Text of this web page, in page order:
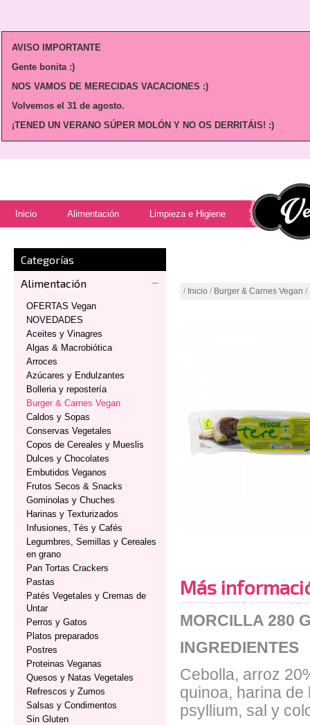
AVISO IMPORTANTE
Gente bonita :)
NOS VAMOS DE MERECIDAS VACACIONES :)
Volvemos el 31 de agosto.
¡TENED UN VERANO SÚPER MOLÓN Y NO OS DERRITÁIS! :)
Inicio Alimentación Limpieza e Higiene
Categorías
Alimentación
OFERTAS Vegan
NOVEDADES
Aceites y Vinagres
Algas & Macrobiótica
Arroces
Azúcares y Endulzantes
Bolleria y repostería
Burger & Carnes Vegan
Caldos y Sopas
Conservas Vegetales
Copos de Cereales y Mueslis
Dulces y Chocolates
Embutidos Veganos
Frutos Secos & Snacks
Gominolas y Chuches
Harinas y Texturizados
Infusiones, Tés y Cafés
Legumbres, Semillas y Cereales
en grano
Pan Tortas Crackers
Pastas
Patés Vegetales y Cremas de
Untar
Perros y Gatos
Platos preparados
Postres
Proteinas Veganas
Quesos y Natas Vegetales
Refrescos y Zumos
Salsas y Condimentos
Sin Gluten
/ Inicio / Burger & Carnes Vegan /
Más
MORCILLA 280
INGREDIENTES
Cebolla, arroz
quinoa, harina
psyllium, sal y